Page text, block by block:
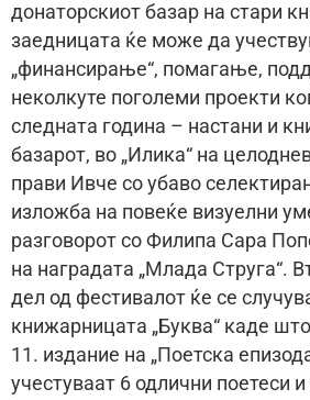
донаторскиот базар на стари
заедницата ќе може да
„финансирање“, помагање,
неколкуте поголеми проекти
следната година – настани и
базарот, во „Илика“ на
прави Ивче со убаво
изложба на повеќе визуелни
разговорот со Филипа Сара
на наградата „Млада Струга“.
дел од фестивалот ќе се
книжарницата „Буква“ каде
11. издание на „Поетска
учестуваат 6 одлични поетеси